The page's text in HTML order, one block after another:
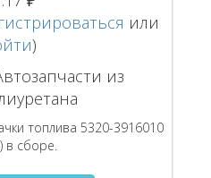
или
)
из
топлива 5320-3916010
в сборе.